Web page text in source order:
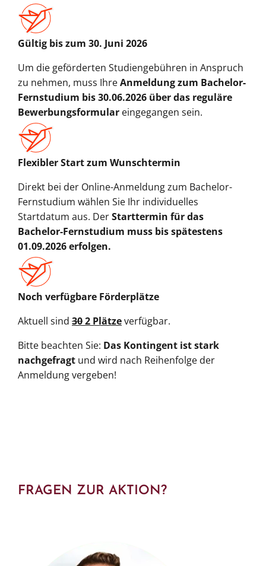
Gültig bis zum 30. Juni 2026
Um die geförderten Studiengebühren in Anspruch
zu nehmen, muss IhreAnmeldung zum Bachelor-
Fernstudium bis 30.06.2026 über das reguläre
Bewerbungsformular eingegangen sein.
Flexibler Start zum Wunschtermin
Direkt bei der Online-Anmeldung zum Bachelor-
Fernstudium wählen Sie Ihr individuelles
Startdatum aus. DerStarttermin für das
Bachelor-Fernstudium muss bis spätestens
01.09.2026 erfolgen.
Noch verfügbare Förderplätze
Aktuell sind 302 Plätzeverfügbar.
Bitte beachten Sie: Das Kontingent ist stark
nachgefragt und wird nach Reihenfolge der
Anmeldung vergeben!
FRAGEN ZUR AKTION?